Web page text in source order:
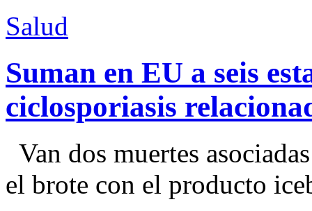
Salud
Suman en EU a seis
ciclosporiasis
Van dos muertes
el brote con el producto